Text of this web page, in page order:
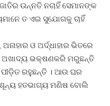
ଉନ୍ନତି ନଚାହିଁ ସେମାନଙ୍କ
ତ ଏଇ ସୁଯୋଗକୁ ଚାହିଁ
ଓ ଅର୍ଦ୍ଧାହାର ଭିତରେ
ଅଖାଦ୍ୟ ଭକ୍ଷଣକରି ମରୁଛନ୍ତି
ପୀଡ଼ିତ ରହୁଛନ୍ତି । ଆଉ ଘର
ହତଭାଗ୍ୟ ମଣିଷ ବୋଲି